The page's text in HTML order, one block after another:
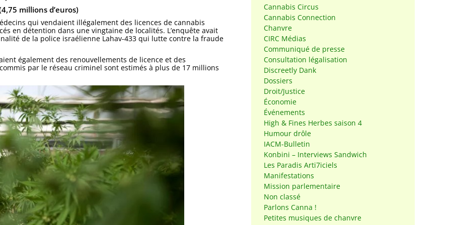
millions d’euros)
qui vendaient illégalement des licences de cannabis
en détention dans une vingtaine de localités. L’enquête avait
de la police israélienne Lahav-433 qui lutte contre la fraude
également des renouvellements de licence et des
par le réseau criminel sont estimés à plus de 17 millions
Cannabis Circus
Cannabis Connection
Chanvre
CIRC Médias
Communiqué de presse
Consultation légalisation
Discreetly Dank
Dossiers
Droit/Justice
Économie
Événements
High & Fines Herbes saison 4
Humour drôle
IACM-Bulletin
Konbini – Interviews Sandwich
Les Paradis Arti7iciels
Manifestations
Mission parlementaire
Non classé
Parlons Canna !
Petites musiques de chanvre